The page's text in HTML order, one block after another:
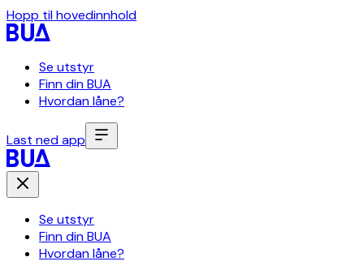
Hopp til hovedinnhold
Se utstyr
Finn din BUA
Hvordan låne?
Last ned app
Se utstyr
Finn din BUA
Hvordan låne?